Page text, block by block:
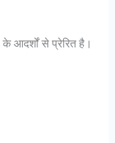
के आदर्शों से प्रेरित है।